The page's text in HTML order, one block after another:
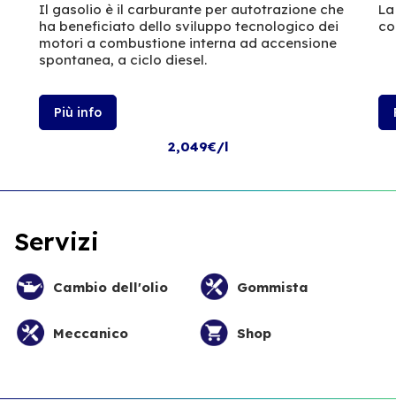
Il gasolio è il carburante per autotrazione che
ha beneficiato dello sviluppo tecnologico dei
motori a combustione interna ad accensione
spontanea, a ciclo diesel.
Più info
2,049€/l
Servizi
Cambio dell'olio Gommista
Meccanico Shop